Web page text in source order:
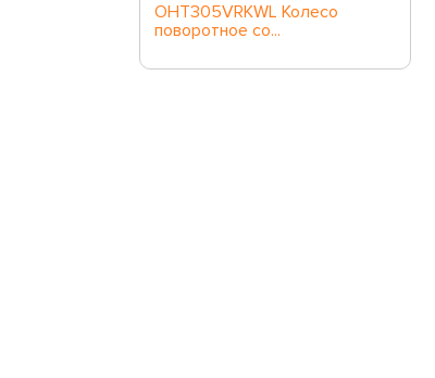
OHT305VRKWL Колесо
поворотное со...